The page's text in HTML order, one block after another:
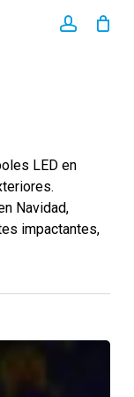
por pausa
tu comprensión y
LED en
Navidad,
impactantes,